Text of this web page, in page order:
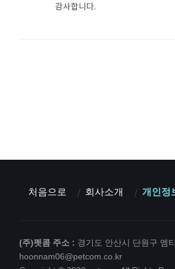
감사합니다.
처음으로 회사소개 개인정
(주)펫콤 주소 : 경기도 안산시 단원구 엠
hoonnam06@petcom.co.kr